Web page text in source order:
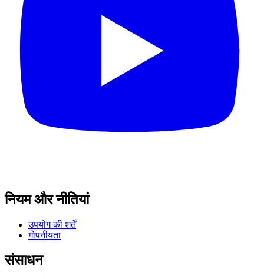
नियम और नीतियां
उपयोग की शर्तें
गोपनीयता
संसाधन